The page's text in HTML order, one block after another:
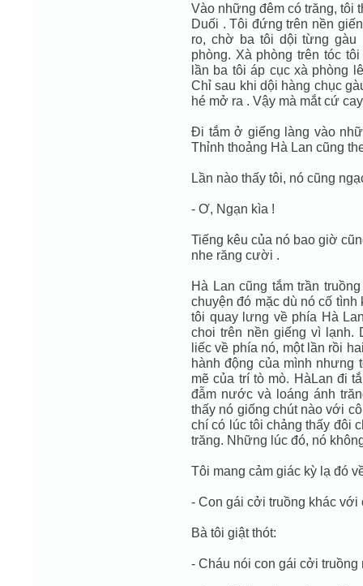
Vào những đêm có trăng, tôi
Duối . Tôi đứng trên nền
ro, chờ ba tôi dội từng
phòng. Xà phòng trên tóc
lần ba tôi áp cục xà phòng
Chỉ sau khi dội hàng chục
hé mở ra . Vậy mà mắt cứ
Ði tắm ở giếng làng vào
Thỉnh thoảng Hà Lan cũng
Lần nào thấy tôi, nó cũng
- Ơ, Ngạn kìa !
Tiếng kêu của nó bao giờ
nhe răng cười .
Hà Lan cũng tắm trần
chuyện đó mặc dù nó cố tình
tôi quay lưng về phía Hà
choi trên nền giếng vì lạnh.
liếc về phía nó, một lần rồi
hành động của mình
mẽ của trí tò mò. HàLan đi
đẫm nước và loáng ánh
thấy nó giống chút nào với
chí có lúc tôi chảng thấy đôi
trăng. Những lúc đó, nó
Tôi mang cảm giác kỳ lạ đó
- Con gái cởi truồng khác với
Bà tôi giật thót:
- Cháu nói con gái cởi truồng